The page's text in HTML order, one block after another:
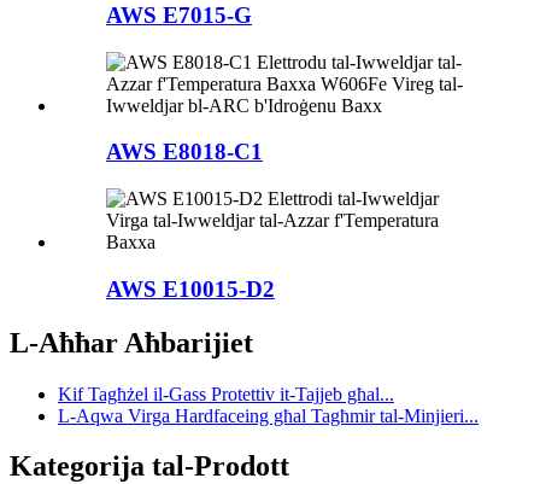
AWS E7015-G
AWS E8018-C1
AWS E10015-D2
L-Aħħar Aħbarijiet
Kif Tagħżel il-Gass Protettiv it-Tajjeb għal...
L-Aqwa Virga Hardfaceing għal Tagħmir tal-Minjieri...
Kategorija tal-Prodott